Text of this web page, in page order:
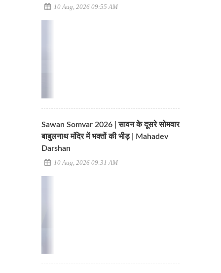
10 Aug, 2026 09:55 AM
Sawan Somvar 2026 | सावन के दूसरे सोमवार
बाबुलनाथ मंदिर में भक्तों की भीड़ | Mahadev
Darshan
10 Aug, 2026 09:31 AM